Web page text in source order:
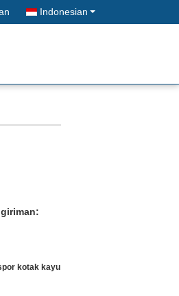
Indonesian
kotak kayu